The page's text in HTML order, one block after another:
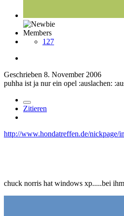
Members
127
Geschrieben 8. November 2006
puhha ist ja nur ein opel :auslachen:
Zitieren
http://www.hondatreffen.de/nickpage/
chuck norris hat windows xp.....bei